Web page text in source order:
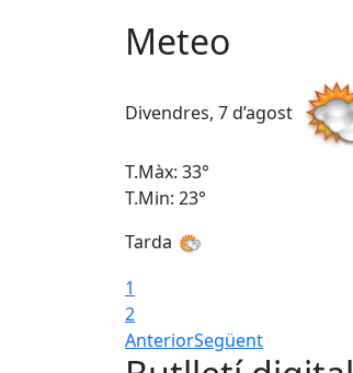
Meteo
Divendres, 7 d’agost
T.Màx: 33°
T.Min: 23°
Tarda
1
2
AnteriorSegüent